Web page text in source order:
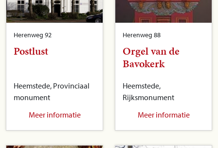
Herenweg 92
Postlust
Heemstede, Provinciaal
monument
Meer informatie
Herenweg 88
Orgel van de
Bavokerk
Heemstede,
Rijksmonument
Meer informatie